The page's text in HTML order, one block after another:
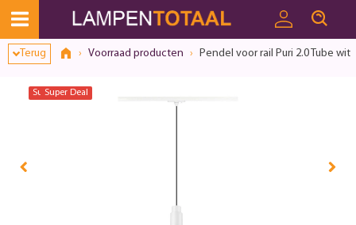
Terug Voorraad producten Pendel voor rail Puri 2.0 Tube wit
Super Deal
Super Deal